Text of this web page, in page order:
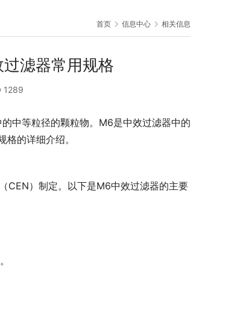
首页 信息中心 相关信息
滤器常用规格
1289
中等粒径的颗粒物。M6是中效过滤器中的
的详细介绍。
CEN）制定。以下是M6中效过滤器的主要